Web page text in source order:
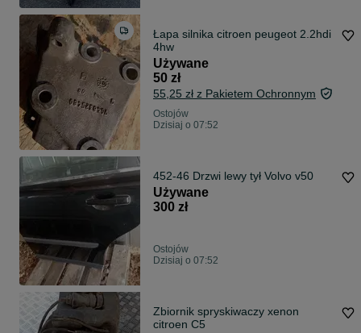
Łapa silnika citroen peugeot 2.2hdi
4hw
Używane
50 zł
55,25 zł z Pakietem Ochronnym
Ostojów
Dzisiaj o 07:52
452-46 Drzwi lewy tył Volvo v50
Używane
300 zł
Ostojów
Dzisiaj o 07:52
Zbiornik spryskiwaczy xenon
citroen C5